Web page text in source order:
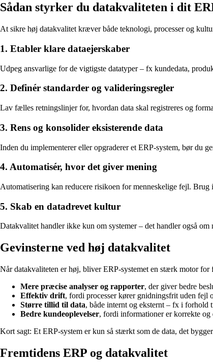
Sådan styrker du datakvaliteten i dit
At sikre høj datakvalitet kræver både teknologi, processer og
1. Etabler klare dataejerskaber
Udpeg ansvarlige for de vigtigste datatyper – fx kundedata,
2. Definér standarder og valideringsregler
Lav fælles retningslinjer for, hvordan data skal registreres og
3. Rens og konsolider eksisterende data
Inden du implementerer eller opgraderer et ERP-system, bør du
4. Automatisér, hvor det giver mening
Automatisering kan reducere risikoen for menneskelige fejl. Brug
5. Skab en datadrevet kultur
Datakvalitet handler ikke kun om systemer – det handler også
Gevinsterne ved høj datakvalitet
Når datakvaliteten er høj, bliver ERP-systemet en stærk motor
Mere præcise analyser og rapporter, der giver bedre
Effektiv drift, fordi processer kører gnidningsfrit uden fejl
Større tillid til data, både internt og eksternt – fx i forhold
Bedre kundeoplevelser, fordi informationer er korrekte
Kort sagt: Et ERP-system er kun så stærkt som de data, det
Fremtidens ERP og datakvalitet